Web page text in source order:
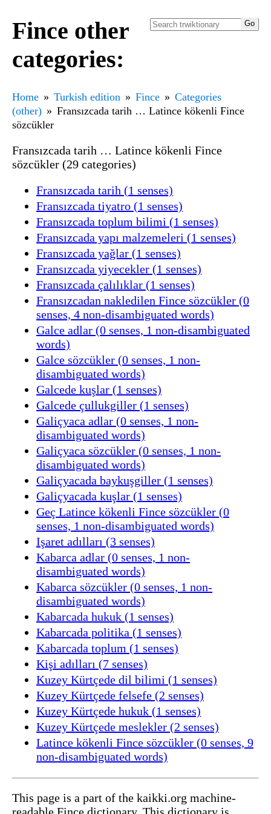
Fince other
categories:
Home Turkish edition Fince
Categories
(other)
Fransızcada tarih … Latince kökenli Fince
sözcükler
Fransızcada tarih … Latince kökenli Fince
sözcükler (29 categories)
Fransızcada tarih (1 senses)
Fransızcada tiyatro (1 senses)
Fransızcada toplum bilimi (1 senses)
Fransızcada yapı malzemeleri (1 senses)
Fransızcada yağlar (1 senses)
Fransızcada yiyecekler (1 senses)
Fransızcada çalılıklar (1 senses)
Fransızcadan nakledilen Fince sözcükler (0
senses, 4 non-disambiguated words)
Galce adlar (0 senses, 1 non-disambiguated
words)
Galce sözcükler (0 senses, 1 non-
disambiguated words)
Galcede kuşlar (1 senses)
Galcede çullukgiller (1 senses)
Galiçyaca adlar (0 senses, 1 non-
disambiguated words)
Galiçyaca sözcükler (0 senses, 1 non-
disambiguated words)
Galiçyacada baykuşgiller (1 senses)
Galiçyacada kuşlar (1 senses)
Geç Latince kökenli Fince sözcükler (0
senses, 1 non-disambiguated words)
Işaret adılları (3 senses)
Kabarca adlar (0 senses, 1 non-
disambiguated words)
Kabarca sözcükler (0 senses, 1 non-
disambiguated words)
Kabarcada hukuk (1 senses)
Kabarcada politika (1 senses)
Kabarcada toplum (1 senses)
Kişi adılları (7 senses)
Kuzey Kürtçede dil bilimi (1 senses)
Kuzey Kürtçede felsefe (2 senses)
Kuzey Kürtçede hukuk (1 senses)
Kuzey Kürtçede meslekler (2 senses)
Latince kökenli Fince sözcükler (0 senses, 9
non-disambiguated words)
This page is a part of the kaikki.org machine-
readable Fince dictionary. This dictionary is